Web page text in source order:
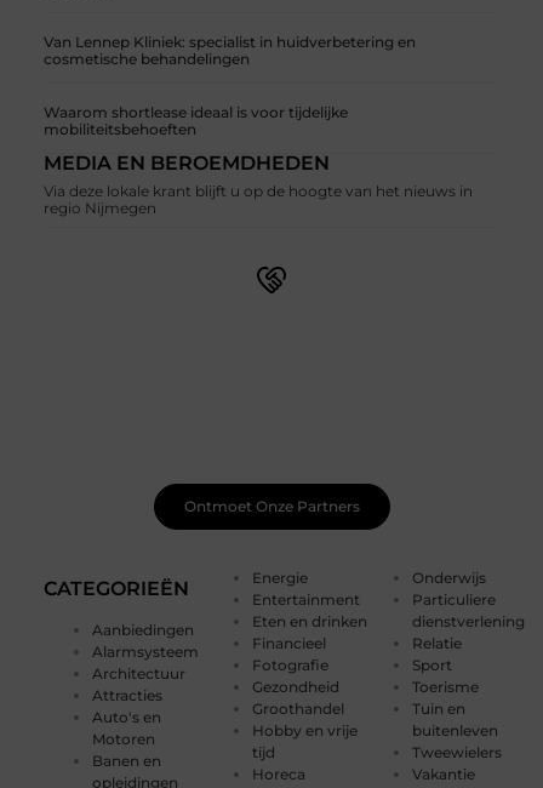
Van Lennep Kliniek: specialist in huidverbetering en
cosmetische behandelingen
Waarom shortlease ideaal is voor tijdelijke
mobiliteitsbehoeften
CATEGORIEËN
Aanbiedingen
Alarmsysteem
Architectuur
Attracties
Auto's en
Motoren
Banen en
opleidingen
Energie
Entertainment
Eten en drinken
Financieel
Fotografie
Gezondheid
Groothandel
Hobby en vrije
tijd
Horeca
Onderwijs
Particuliere
dienstverlening
Relatie
Sport
Toerisme
Tuin en
buitenleven
Tweewielers
Vakantie
MEDIA EN BEROEMDHEDEN
Via deze lokale krant blijft u op de hoogte van het nieuws in
regio Nijmegen
Ontmoet Onze Partners